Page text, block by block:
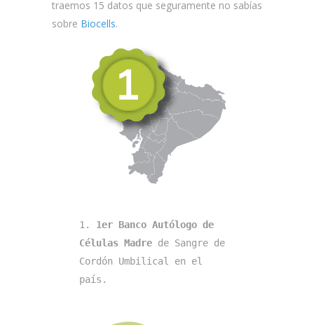
traemos 15 datos que seguramente no sabías
sobre Biocells.
1. 1er Banco Autólogo de
Células Madre de Sangre de
Cordón Umbilical en el
país.